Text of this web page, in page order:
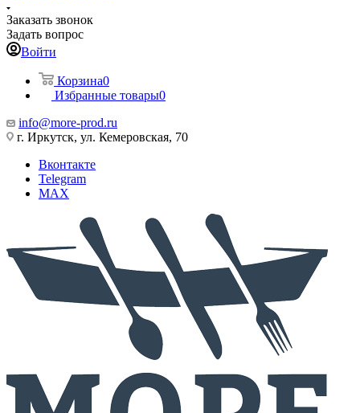
Заказать звонок
Задать вопрос
Войти
Корзина0
Избранные товары0
info@more-prod.ru
г. Иркутск, ул. Кемеровская, 70
Вконтакте
Telegram
MAX